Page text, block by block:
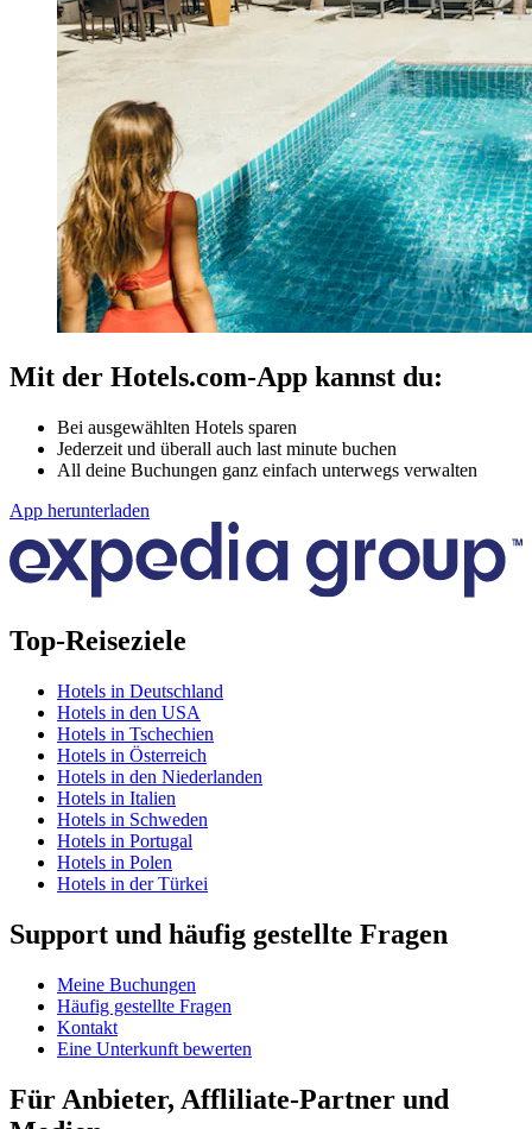
Mit der Hotels.com-App kannst du:
Bei ausgewählten Hotels sparen
Jederzeit und überall auch last minute buchen
All deine Buchungen ganz einfach unterwegs verwalten
App herunterladen
Top-Reiseziele
Hotels in Deutschland
Hotels in den USA
Hotels in Tschechien
Hotels in Österreich
Hotels in den Niederlanden
Hotels in Italien
Hotels in Schweden
Hotels in Portugal
Hotels in Polen
Hotels in der Türkei
Support und häufig gestellte Fragen
Meine Buchungen
Häufig gestellte Fragen
Kontakt
Eine Unterkunft bewerten
Für Anbieter, Affliliate-Partner und